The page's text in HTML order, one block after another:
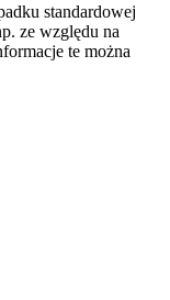
standardowej
ze względu na
te można